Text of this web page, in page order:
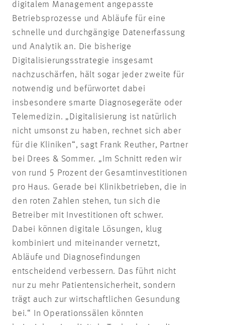
digitalem Management angepasste
Betriebsprozesse und Abläufe für eine
schnelle und durchgängige Datenerfassung
und Analytik an. Die bisherige
Digitalisierungsstrategie insgesamt
nachzuschärfen, hält sogar jeder zweite für
notwendig und befürwortet dabei
insbesondere smarte Diagnosegeräte oder
Telemedizin. „Digitalisierung ist natürlich
nicht umsonst zu haben, rechnet sich aber
für die Kliniken“, sagt Frank Reuther, Partner
bei Drees & Sommer. „Im Schnitt reden wir
von rund 5 Prozent der Gesamtinvestitionen
pro Haus. Gerade bei Klinikbetrieben, die in
den roten Zahlen stehen, tun sich die
Betreiber mit Investitionen oft schwer.
Dabei können digitale Lösungen, klug
kombiniert und miteinander vernetzt,
Abläufe und Diagnosefindungen
entscheidend verbessern. Das führt nicht
nur zu mehr Patientensicherheit, sondern
trägt auch zur wirtschaftlichen Gesundung
bei.“ In Operationssälen könnten